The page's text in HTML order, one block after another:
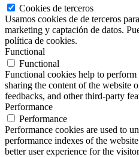
Cookies de terceros
Usamos cookies de de terceros
marketing y captación de datos.
política de cookies.
Functional
Functional
Functional cookies help to
sharing the content of the website
feedbacks, and other third-party
Performance
Performance
Performance cookies are used to
performance indexes of the
better user experience for the